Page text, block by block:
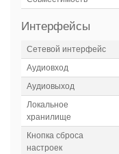
Интерфейсы
Сетевой интерфейс
Аудиовход
Аудиовыход
Локальное
хранилище
Кнопка сброса
настроек